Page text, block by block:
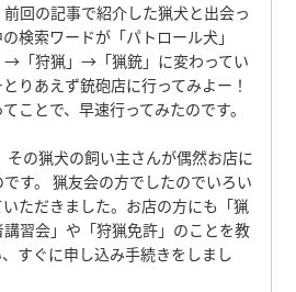
回の記事で紹介した猟犬と出会っ
検索ワードが「パトロール犬」
「狩猟」→「猟銃」に変わってい
りあえず銃砲店に行ってみよー！
てことで、早速行ってみたのです。
その猟犬の飼い主さんが偶然お店に
す。 猟友会の方でしたのでいろい
ただきました。お店の方にも「猟
習会」や「狩猟免許」のことを教
、すぐに申し込み手続きをしまし